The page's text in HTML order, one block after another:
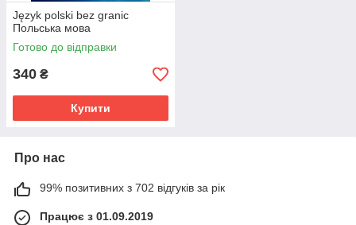
Język polski bez granic
Польська мова
Готово до відправки
340 ₴
Купити
Про нас
99% позитивних з 702 відгуків за рік
Працює з 01.09.2019